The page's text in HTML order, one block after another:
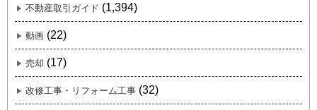
不動産取引ガイド (1,394)
動画 (22)
売却 (17)
改修工事・リフォーム工事 (32)